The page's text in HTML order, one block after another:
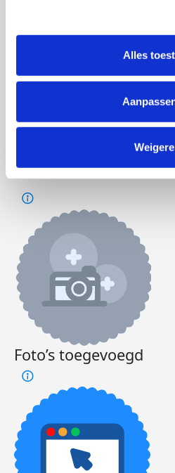
tonen. Je kunt je toestemming
intrekken via Cookie
lijst met cookies is te vinden in
Alles
€15
Doneer Word lid
India's
Foto’s toegevoegd